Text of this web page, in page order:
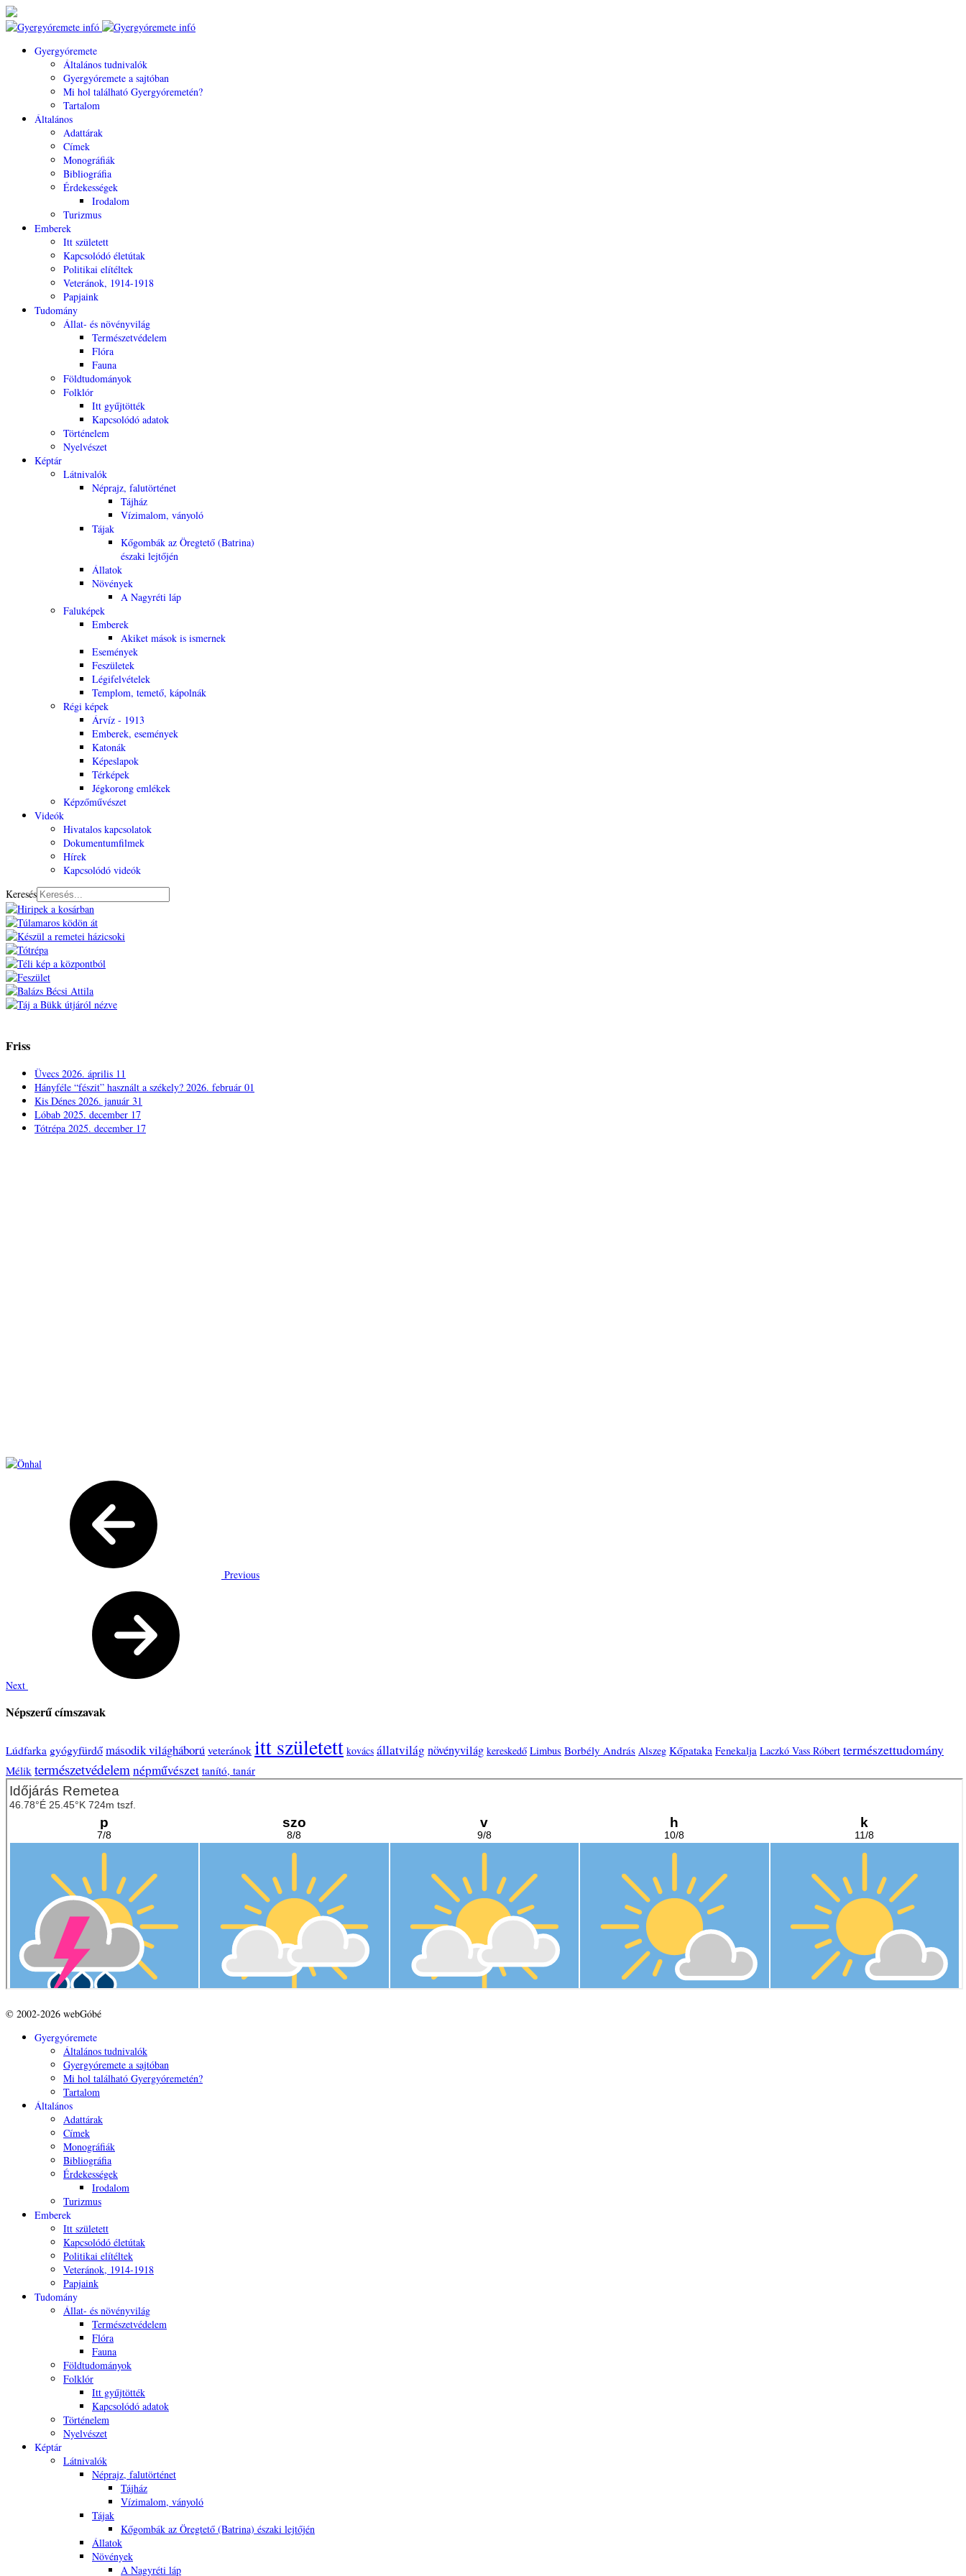
Gyergyóremete
Általános tudnivalók
Gyergyóremete a sajtóban
Mi hol található Gyergyóremetén?
Tartalom
Általános
Adattárak
Címek
Monográfiák
Bibliográfia
Érdekességek
Irodalom
Turizmus
Emberek
Itt született
Kapcsolódó életútak
Politikai elítéltek
Veteránok, 1914-1918
Papjaink
Tudomány
Állat- és növényvilág
Természetvédelem
Flóra
Fauna
Földtudományok
Folklór
Itt gyűjtötték
Kapcsolódó adatok
Történelem
Nyelvészet
Képtár
Látnivalók
Néprajz, falutörténet
Tájház
Vízimalom, ványoló
Tájak
Kőgombák az Öregtető (Batrina)
északi lejtőjén
Állatok
Növények
A Nagyréti láp
Faluképek
Emberek
Akiket mások is ismernek
Események
Feszületek
Légifelvételek
Templom, temető, kápolnák
Régi képek
Árvíz - 1913
Emberek, események
Katonák
Képeslapok
Térképek
Jégkorong emlékek
Képzőművészet
Videók
Hivatalos kapcsolatok
Dokumentumfilmek
Hírek
Kapcsolódó videók
Keresés
Friss
Üvecs 2026. április 11
Hányféle “fészit” használt a székely? 2026. február 01
Kis Dénes 2026. január 31
Lóbab 2025. december 17
Tótrépa 2025. december 17
Previous
Next
Népszerű címszavak
Lúdfarka gyógyfürdőmásodik világháború veteránok itt született kovács állatvilág növényvilág kereskedő Limbus Borbély András Alszeg Kőpataka Fenekalja Laczkó Vass Róbert természettudomány
Mélik természetvédelem népművészet tanító, tanár
© 2002-2026 webGóbé
Gyergyóremete
Általános tudnivalók
Gyergyóremete a sajtóban
Mi hol található Gyergyóremetén?
Tartalom
Általános
Adattárak
Címek
Monográfiák
Bibliográfia
Érdekességek
Irodalom
Turizmus
Emberek
Itt született
Kapcsolódó életútak
Politikai elítéltek
Veteránok, 1914-1918
Papjaink
Tudomány
Állat- és növényvilág
Természetvédelem
Flóra
Fauna
Földtudományok
Folklór
Itt gyűjtötték
Kapcsolódó adatok
Történelem
Nyelvészet
Képtár
Látnivalók
Néprajz, falutörténet
Tájház
Vízimalom, ványoló
Tájak
Kőgombák az Öregtető (Batrina) északi lejtőjén
Állatok
Növények
A Nagyréti láp